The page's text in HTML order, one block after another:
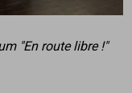
"En route libre !"